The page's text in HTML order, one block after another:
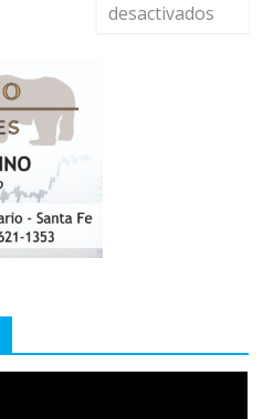
desactivados